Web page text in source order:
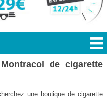
de cigarette
une boutique de cigarette